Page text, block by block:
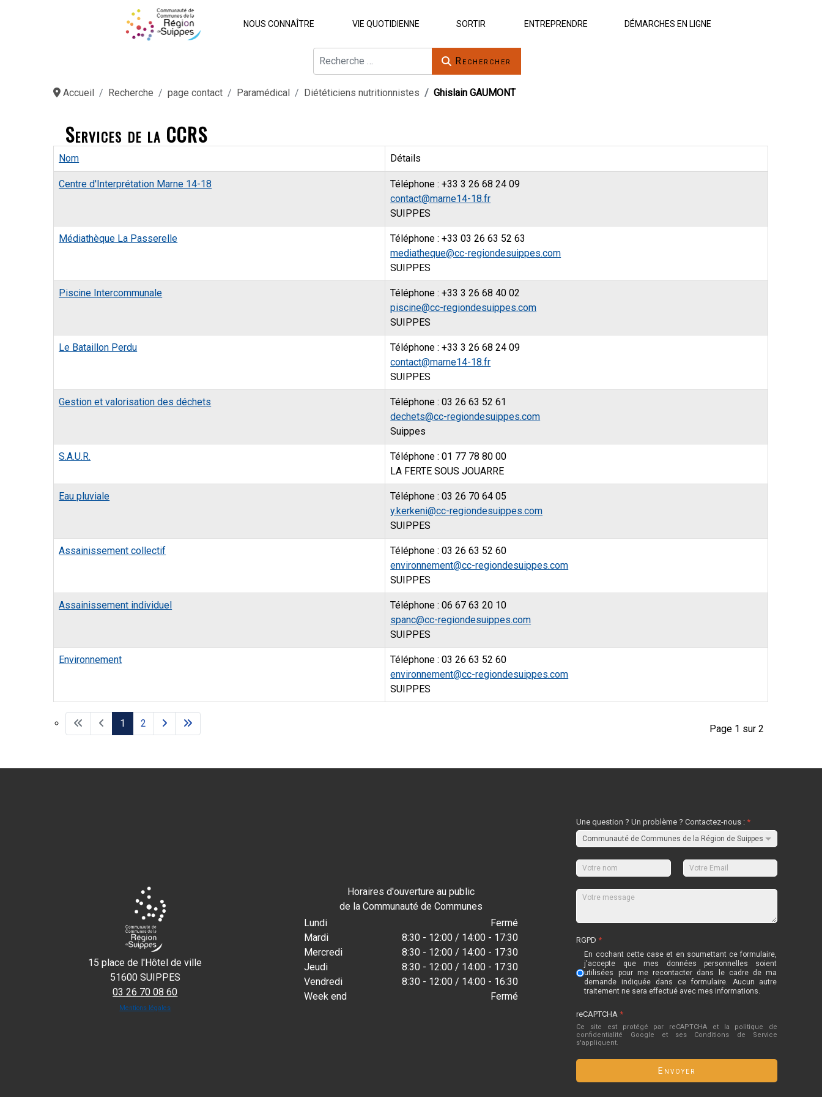
NOUS CONNAÎTRE VIE QUOTIDIENNE SORTIR ENTREPRENDRE DÉMARCHES EN LIGNE
Rechercher
Accueil Recherche page contact Paramédical Diététiciens nutritionnistes Ghislain GAUMONT
Services de la CCRS
Contacts,
Nom Détails
Centre d'Interprétation Marne 14-18
Téléphone : +33 3 26 68 24 09
contact@marne14-18.fr
SUIPPES
Médiathèque La Passerelle
Téléphone : +33 03 26 63 52 63
mediatheque@cc-regiondesuippes.com
SUIPPES
Piscine Intercommunale
Téléphone : +33 3 26 68 40 02
piscine@cc-regiondesuippes.com
SUIPPES
Le Bataillon Perdu
Téléphone : +33 3 26 68 24 09
contact@marne14-18.fr
SUIPPES
Gestion et valorisation des déchets
Téléphone : 03 26 63 52 61
dechets@cc-regiondesuippes.com
Suippes
S.A.U.R.
Téléphone : 01 77 78 80 00
LA FERTE SOUS JOUARRE
Eau pluviale
Téléphone : 03 26 70 64 05
y.kerkeni@cc-regiondesuippes.com
SUIPPES
Assainissement collectif
Téléphone : 03 26 63 52 60
environnement@cc-regiondesuippes.com
SUIPPES
Assainissement individuel
Téléphone : 06 67 63 20 10
spanc@cc-regiondesuippes.com
SUIPPES
Environnement
Téléphone : 03 26 63 52 60
environnement@cc-regiondesuippes.com
SUIPPES
Page 1 sur 2
1 2
15 place de l'Hôtel de ville
51600 SUIPPES
03 26 70 08 60
Mentions légales
Horaires d'ouverture au public
de la Communauté de Communes
Lundi
Fermé
Mardi
8:30 - 12:00 / 14:00 - 17:30
Mercredi
8:30 - 12:00 / 14:00 - 17:30
Jeudi
8:30 - 12:00 / 14:00 - 17:30
Vendredi
8:30 - 12:00 / 14:00 - 16:30
Week end
Fermé
Une question ? Un problème ? Contactez-nous :*
RGPD*
En cochant cette case et en soumettant ce formulaire,
j'accepte que mes données personnelles soient
utilisées pour me recontacter dans le cadre de ma
demande indiquée dans ce formulaire. Aucun autre
traitement ne sera effectué avec mes informations.
reCAPTCHA*
Ce site est protégé par reCAPTCHA et la politique de
confidentialité
Google et ses Conditions de Service
s'appliquent.
Envoyer